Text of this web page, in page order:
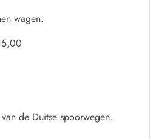
wagen.
de Duitse spoorwegen.